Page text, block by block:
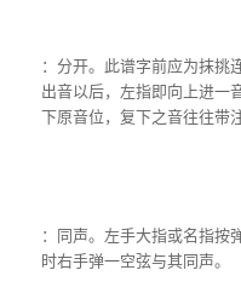
：分开。此谱字前应为抹挑
出音以后，左指即向上进一
下原音位，复下之音往往带注
：同声。左手大指或名指按
时右手弹一空弦与其同声。